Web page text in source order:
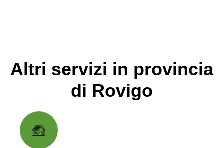
Altri servizi in provincia
di Rovigo